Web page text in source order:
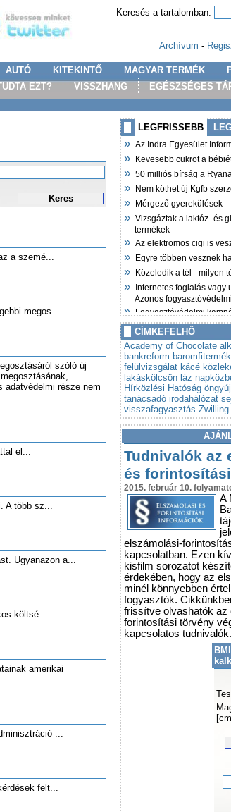
Keresés a tartalomban:
Archívum -
AUTÓ KITEKINTŐ MAGYAR TERMÉK
EZT? VISSZHANG
EGÉSZSÉGES
Keres
a szemé...
megos...
szóló új
adatvédelmi része nem
el...
A több sz...
Ugyanazon a...
költsé...
amerikai
...
felt...
LEGFRISSEBB
» Az Indra Egyesület
» Kevesebb cukrot a
» 50 milliós bírság a
» Nem köthet új Kgfb
» Mérgező gyerekülések
» Vizsgáztak a laktóz- és
termékek
» Az elektromos cigi is
» Egyre többen vesznek
» Közeledik a tél - milyen
»
Internetes foglalás vagy
Azonos
» Fogyasztóvédelmi
» Autót venne?
» Tovább szigorodnak az
vonatkozó szabályok
CÍMKEFELHŐ
Academy of Chocolate
bankreform
felülvizsgálat kácé
lakáskölcsön láz
Hírközlési Hatóság
tanácsadó irodahálózat
visszafagyasztás Zwilling
Tudnivalók az
és
2015. február 10.
A
elszámolási-
kapcsolatban. Ezen
kisfilm sorozatot
érdekében, hogy az
minél könnyebben
fogyasztók.
frissítve olvashatók az
forintosítási törvény
kapcsolatos tudnivalók.